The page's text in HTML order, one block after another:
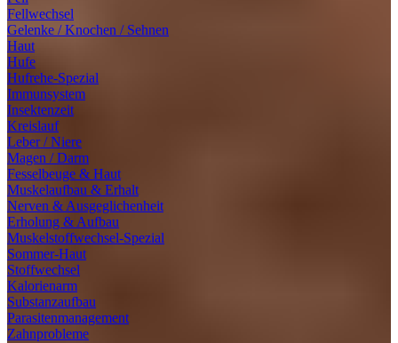
Fellwechsel
Gelenke / Knochen / Sehnen
Haut
Hufe
Hufrehe-Spezial
Immunsystem
Insektenzeit
Kreislauf
Leber / Niere
Magen / Darm
Fesselbeuge & Haut
Muskelaufbau & Erhalt
Nerven & Ausgeglichenheit
Erholung & Aufbau
Muskelstoffwechsel-Spezial
Sommer-Haut
Stoffwechsel
Kalorienarm
Substanzaufbau
Parasitenmanagement
Zahnprobleme